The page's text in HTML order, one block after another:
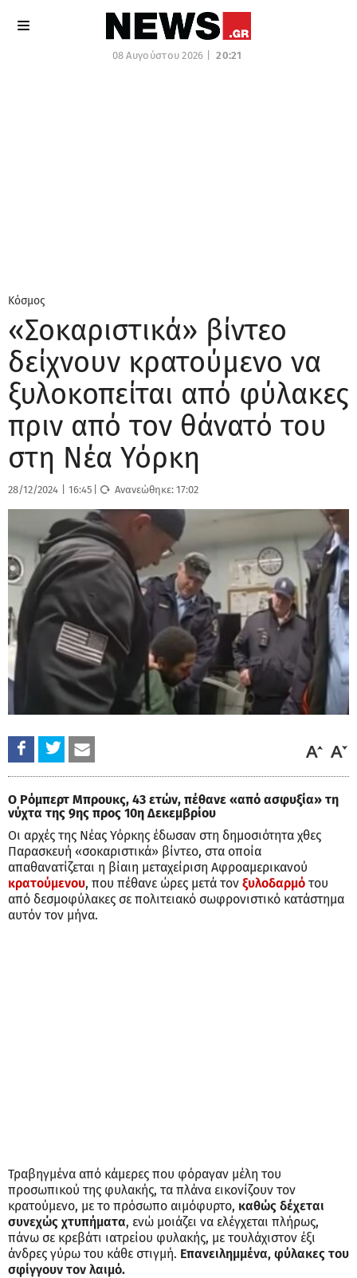
08 Αυγούστου 2026 | 20:21
Κόσμος
«Σοκαριστικά» βίντεο
δείχνουν κρατούμενο να
ξυλοκοπείται από φύλακες
πριν από τον θάνατό του
στη Νέα Υόρκη
28/12/2024 16:45 Ανανεώθηκε:17:02
Ο Ρόμπερτ Μπρουκς, 43 ετών, πέθανε «από ασφυξία» τη
νύχτα της 9ης προς 10η Δεκεμβρίου
Οι αρχές της Νέας Υόρκης έδωσαν στη δημοσιότητα χθες
Παρασκευή «σοκαριστικά» βίντεο, στα οποία
απαθανατίζεται η βίαιη μεταχείριση Αφροαμερικανού
κρατούμενου, που πέθανε ώρες μετά τον ξυλοδαρμό του
από δεσμοφύλακες σε πολιτειακό σωφρονιστικό κατάστημα
αυτόν τον μήνα.
Τραβηγμένα από κάμερες που φόραγαν μέλη του
προσωπικού της φυλακής, τα πλάνα εικονίζουν τον
κρατούμενο, με το πρόσωπο αιμόφυρτο, καθώς δέχεται
συνεχώς χτυπήματα, ενώ μοιάζει να ελέγχεται πλήρως,
πάνω σε κρεβάτι ιατρείου φυλακής, με τουλάχιστον έξι
άνδρες γύρω του κάθε στιγμή. Επανειλημμένα, φύλακες του
σφίγγουν τον λαιμό.